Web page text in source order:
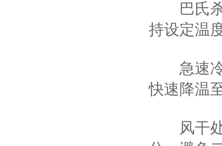
巴氏杀
持设定温
急速冷
快速降温
风干处